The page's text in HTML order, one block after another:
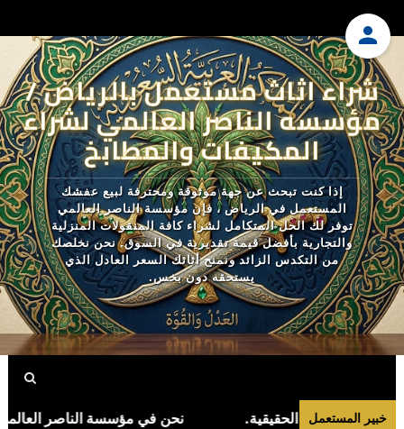
شراء اثاث مستعمل بالرياض /
مؤسسه الناصر العالمي لشراء
المكيفات والمطابخ
إذا كنت تبحث عن جهة موثوقة ومحترفة لبيع عفشك
المستعمل في الرياض ، فإن مؤسسة الناصر العالمي
توفر لك الحل المتكامل لشراء كافة المنقولات المنزلية
والتجارية بأفضل قيمة تقديرية في السوق. نحن نخلصك
من التكدس الزائد ونمنح أثاثك السعر العادل الذي
يستحقه دون بخس.
خبير المستعمل